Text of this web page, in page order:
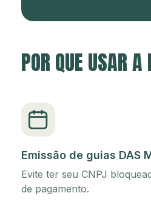
POR QUE USAR
Emissão de guias DAS
Evite ter seu CNPJ
de pagamento.